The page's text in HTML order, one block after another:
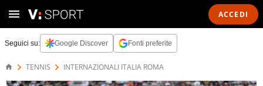
ACCEDI
Seguici su: Google Discover Fonti preferite
TENNIS INTERNAZIONALI ITALIA ROMA